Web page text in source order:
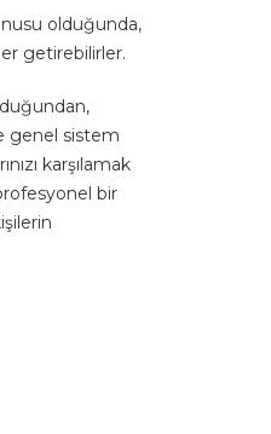
olduğunda,
getirebilirler.
genel sistem
karşılamak
bir